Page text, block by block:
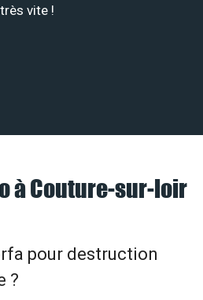
vite !
à Couture-sur-loir
pour destruction
?